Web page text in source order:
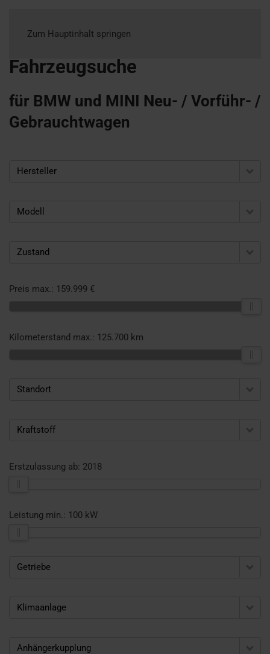
Zum Hauptinhalt springen
Fahrzeugsuche
für BMW und MINI Neu- / Vorführ- /
Gebrauchtwagen
Hersteller
Modell
Zustand
Preis max.: 159.999 €
Kilometerstand max.: 125.700 km
Standort
Kraftstoff
Erstzulassung ab: 2018
Leistung min.: 100 kW
Getriebe
Klimaanlage
Anhängerkupplung